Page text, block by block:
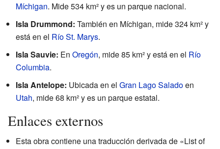
Míchigan. Mide 534 km² y es un parque nacional.
Isla Drummond: También en Míchigan, mide 324 km² y
está en el Río St. Marys.
Isla Sauvie: En Oregón, mide 85 km² y está en el Río
Columbia.
Isla Antelope: Ubicada en el Gran Lago Saladoen
Utah, mide 68 km² y es un parque estatal.
Enlaces externos
Esta obra contiene una traducción derivada de «List of